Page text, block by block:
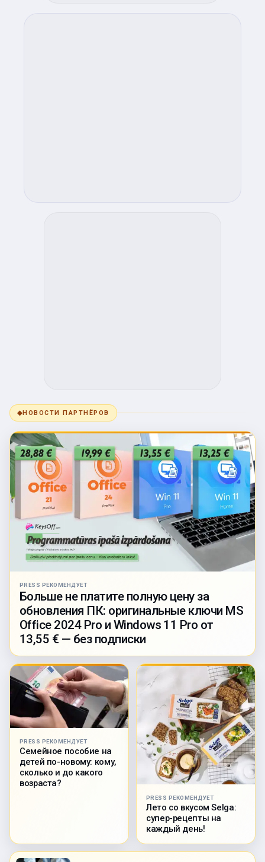
◆НОВОСТИ ПАРТНЁРОВ
PRESS РЕКОМЕНДУЕТ
Больше не платите полную цену за
обновления ПК: оригинальные ключи MS
Office 2024 Pro и Windows 11 Pro от
13,55 € — без подписки
PRESS РЕКОМЕНДУЕТ
Семейное пособие на
детей по-новому: кому,
сколько и до какого
возраста?
PRESS РЕКОМЕНДУЕТ
Лето со вкусом Selga:
супер-рецепты на
каждый день!